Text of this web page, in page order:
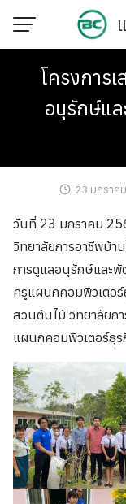
content
โครงการ
อนุรักษ์แ
23 มกราค
วันที่ 23 มกราคม
วิทยาลัยการอาชีพบ้า
การดูแลอนุรักษ์และ
ครูแผนกคอมพิวเตอ
สวนต้นไม้ วิทยาลัยก
แผนกคอมพิวเตอร์ธุร